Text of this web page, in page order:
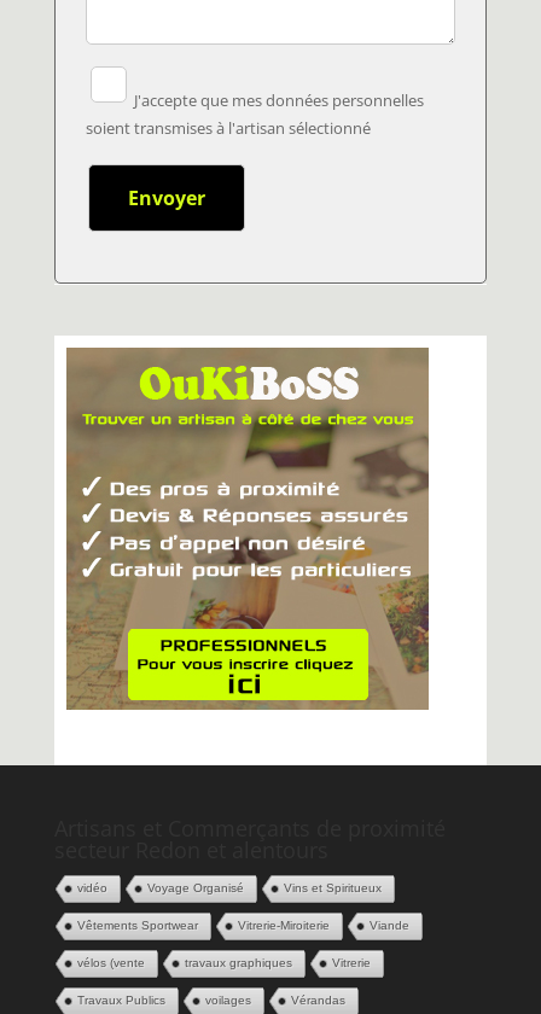
J'accepte que mes données personnelles
soient transmises à l'artisan sélectionné
vidéo Voyage Organisé Vins et Spiritueux
Vêtements Sportwear Vitrerie-Miroiterie Viande
vélos (vente travaux graphiques Vitrerie
Travaux Publics voilages Vérandas